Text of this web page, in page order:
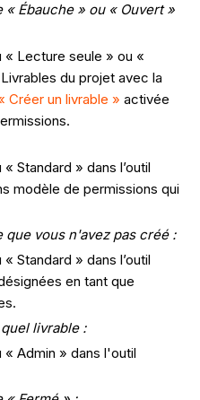
Ébauche » ou « Ouvert »
« Lecture seule » ou «
du projet avec la
Créer un livrable » activée
Standard » dans l’outil
modèle de permissions qui
vous n'avez pas créé :
Standard » dans l’outil
en tant que
livrable :
« Admin » dans l'outil